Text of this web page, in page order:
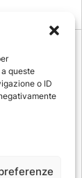
queste
o ID
of